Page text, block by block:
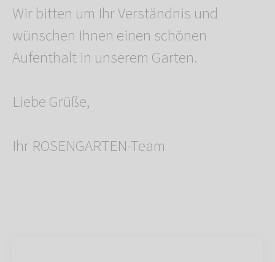
Wir bitten um Ihr Verständnis und
wünschen Ihnen einen schönen
Aufenthalt in unserem Garten.
Liebe Grüße,
Ihr ROSENGARTEN-Team